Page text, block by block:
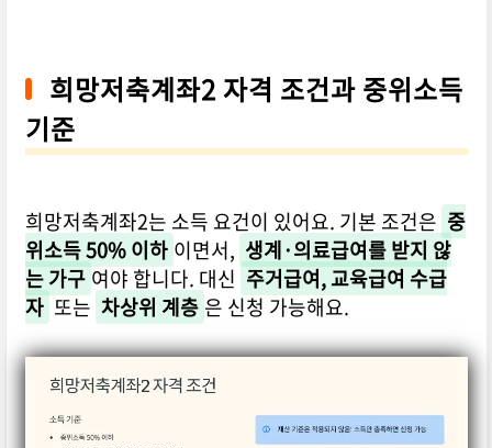
희망저축계좌2 자격 조건과 중위소득
기준
희망저축계좌2는 소득 요건이 있어요. 기본 조건은 중
위소득 50% 이하 이면서, 생계·의료급여를 받지 않
는 가구 여야 합니다. 대신 주거급여, 교육급여 수급
자 또는 차상위 계층 은 신청 가능해요.